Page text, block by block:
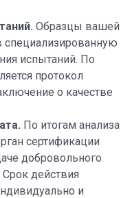
Образцы вашей
специализированную
испытаний. По
протокол
о качестве
По итогам анализа
сертификации
добровольного
Срок действия
и